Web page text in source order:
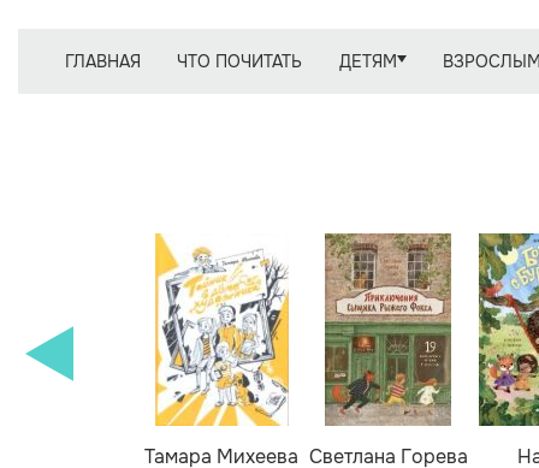
ГЛАВНАЯ ЧТО ПОЧИТАТЬ ДЕТЯМ
Тамара Михеева Светлана Горева